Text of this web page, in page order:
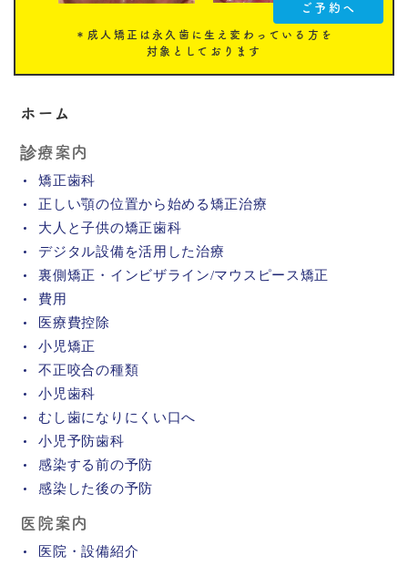
ご予約へ
＊成人矯正は永久歯に生え変わっている方を
対象としております
ホーム
診療案内
矯正歯科
正しい顎の位置から始める矯正治療
大人と子供の矯正歯科
デジタル設備を活用した治療
裏側矯正・インビザライン/マウスピース矯正
費用
医療費控除
小児矯正
不正咬合の種類
小児歯科
むし歯になりにくい口へ
小児予防歯科
感染する前の予防
感染した後の予防
医院案内
医院・設備紹介